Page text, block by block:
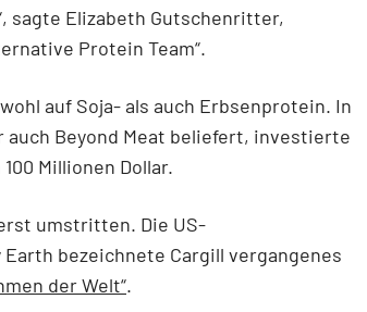
sagte Elizabeth Gutschenritter,
Protein Team“.
auf Soja- als auch Erbsenprotein. In
Beyond Meat beliefert, investierte
Millionen Dollar.
umstritten. Die US-
bezeichnete Cargill vergangenes
der Welt“.